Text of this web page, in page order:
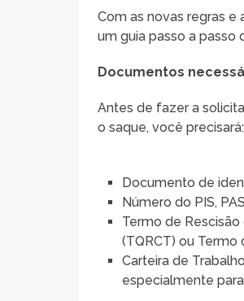
Com as novas regras
um guia passo a passo
Documentos
Antes de fazer a
o saque, você precisará:
Documento de
Número do PIS,
Termo de
(TQRCT) ou
Carteira de
especialmente